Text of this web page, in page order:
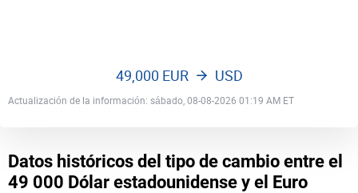
Actualización de la información: sábado, 08-08-2026 01:19 AM ET
49,000 EUR USD
Datos históricos del tipo de cambio entre el
49 000 Dólar estadounidense y el Euro